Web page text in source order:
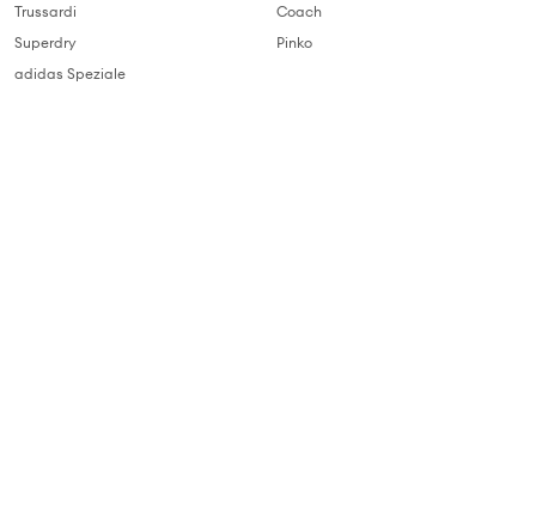
Trussardi
Superdry
adidas Speziale
Coach
Pinko